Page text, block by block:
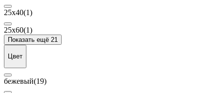
25х40(1)
25х60(1)
Показать ещё 21
Цвет
бежевый(19)